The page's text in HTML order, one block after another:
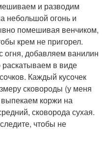
и разводим
небольшой огонь и
помешивая венчиком,
крем не пригорел.
огня, добавляем ванилин
раскатываем в виде
Каждый кусочек
сковороды (у меня
коржи на
сковорода сухая.
чтобы не